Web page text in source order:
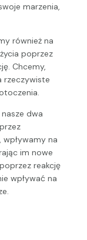
marzenia,
również na
poprzez
Chcemy,
rzeczywiste
nasze dwa
wpływamy na
im nowe
reakcję
wpływać na